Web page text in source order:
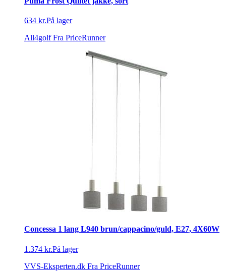
634 kr.På lager
All4golf Fra PriceRunner
Concessa 1 lang L940 brun/cappacino/guld, E27, 4X60W
1.374 kr.På lager
VVS-Eksperten.dk Fra PriceRunner